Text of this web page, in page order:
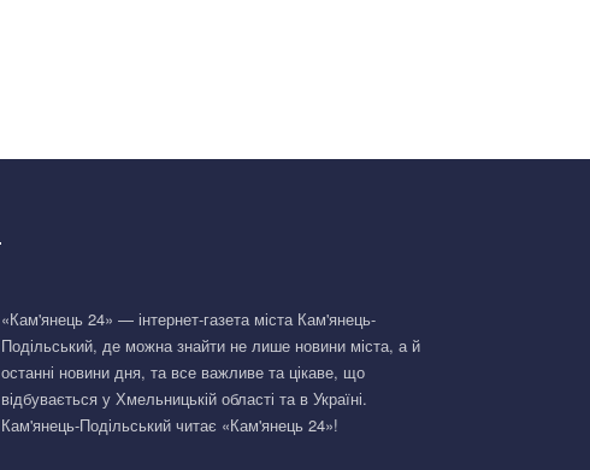
«Кам'янець 24» — інтернет-газета міста Кам'янець-
Подільський, де можна знайти не лише новини міста, а й
останні новини дня, та все важливе та цікаве, що
відбувається у Хмельницькій області та в Україні.
Кам'янець-Подільський читає «Кам'янець 24»!